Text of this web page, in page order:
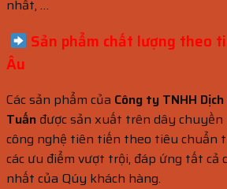
nhất, …
Sản phẩm chất lượng theo
Âu
Các sản phẩm của Công ty TNHH
Tuấn được sản xuất trên dây
công nghệ tiên tiến theo tiêu chuẩn
các ưu điểm vượt trội, đáp ứng tất cả
nhất của Qúy khách hàng.